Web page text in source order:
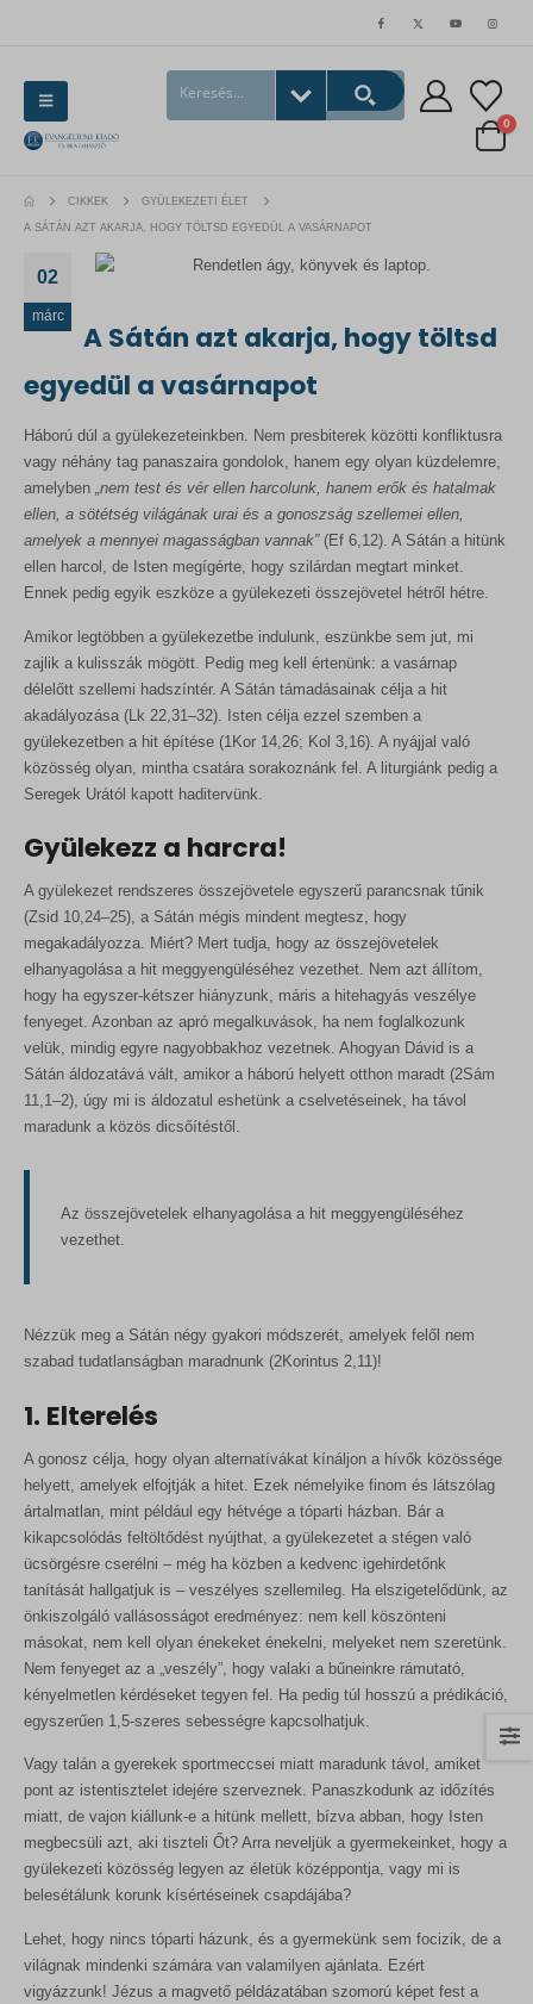
0
CIKKEK GYÜLEKEZETI ÉLET
A SÁTÁN AZT AKARJA, HOGY TÖLTSD EGYEDÜL A VASÁRNAPOT
02
márc
A Sátán azt akarja, hogy töltsd
egyedül a vasárnapot
Háború dúl a gyülekezeteinkben. Nem presbiterek közötti konfliktusra
vagy néhány tag panaszaira gondolok, hanem egy olyan küzdelemre,
amelyben „nem test és vér ellen harcolunk, hanem erők és hatalmak
ellen, a sötétség világának urai és a gonoszság szellemei ellen,
amelyek a mennyei magasságban vannak”(Ef 6,12). A Sátán a hitünk
ellen harcol, de Isten megígérte, hogy szilárdan megtart minket.
Ennek pedig egyik eszköze a gyülekezeti összejövetel hétről hétre.
Amikor legtöbben a gyülekezetbe indulunk, eszünkbe sem jut, mi
zajlik a kulisszák mögött. Pedig meg kell értenünk: a vasárnap
délelőtt szellemi hadszíntér. A Sátán támadásainak célja a hit
akadályozása (Lk 22,31–32). Isten célja ezzel szemben a
gyülekezetben a hit építése (1Kor 14,26; Kol 3,16). A nyájjal való
közösség olyan, mintha csatára sorakoznánk fel. A liturgiánk pedig a
Seregek Urától kapott haditervünk.
Gyülekezz a harcra!
A gyülekezet rendszeres összejövetele egyszerű parancsnak tűnik
(Zsid 10,24–25), a Sátán mégis mindent megtesz, hogy
megakadályozza. Miért? Mert tudja, hogy az összejövetelek
elhanyagolása a hit meggyengüléséhez vezethet. Nem azt állítom,
hogy ha egyszer-kétszer hiányzunk, máris a hitehagyás veszélye
fenyeget. Azonban az apró megalkuvások, ha nem foglalkozunk
velük, mindig egyre nagyobbakhoz vezetnek. Ahogyan Dávid is a
Sátán áldozatává vált, amikor a háború helyett otthon maradt (2Sám
11,1–2), úgy mi is áldozatul eshetünk a cselvetéseinek, ha távol
maradunk a közös dicsőítéstől.
Az összejövetelek elhanyagolása a hit meggyengüléséhez
vezethet.
Nézzük meg a Sátán négy gyakori módszerét, amelyek felől nem
szabad tudatlanságban maradnunk (2Korintus 2,11)!
1. Elterelés
A gonosz célja, hogy olyan alternatívákat kínáljon a hívők közössége
helyett, amelyek elfojtják a hitet. Ezek némelyike finom és látszólag
ártalmatlan, mint például egy hétvége a tóparti házban. Bár a
kikapcsolódás feltöltődést nyújthat, a gyülekezetet a stégen való
ücsörgésre cserélni – még ha közben a kedvenc igehirdetőnk
tanítását hallgatjuk is – veszélyes szellemileg. Ha elszigetelődünk, az
önkiszolgáló vallásosságot eredményez: nem kell köszönteni
másokat, nem kell olyan énekeket énekelni, melyeket nem szeretünk.
Nem fenyeget az a „veszély”, hogy valaki a bűneinkre rámutató,
kényelmetlen kérdéseket tegyen fel. Ha pedig túl hosszú a prédikáció,
egyszerűen 1,5-szeres sebességre kapcsolhatjuk.
Vagy talán a gyerekek sportmeccsei miatt maradunk távol, amiket
pont az istentisztelet idejére szerveznek. Panaszkodunk az időzítés
miatt, de vajon kiállunk-e a hitünk mellett, bízva abban, hogy Isten
megbecsüli azt, aki tiszteli Őt? Arra neveljük a gyermekeinket, hogy a
gyülekezeti közösség legyen az életük középpontja, vagy mi is
belesétálunk korunk kísértéseinek csapdájába?
Lehet, hogy nincs tóparti házunk, és a gyermekünk sem focizik, de a
világnak mindenki számára van valamilyen ajánlata. Ezért
vigyázzunk! Jézus a magvető példázatában szomorú képet fest a